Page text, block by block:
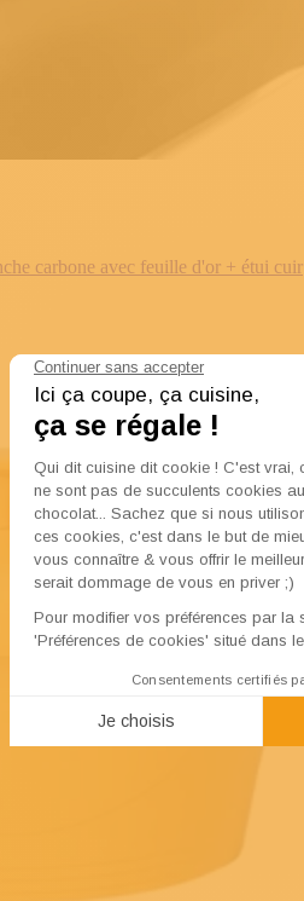
carbone avec feuille d'or + étui cuir